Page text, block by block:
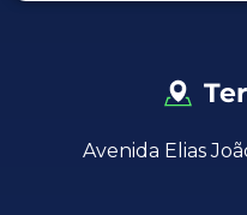
Avenida Elias